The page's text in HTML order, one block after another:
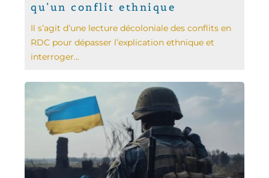
qu’un conflit ethnique
Il s’agit d’une lecture décoloniale des conflits en
RDC pour dépasser l’explication ethnique et
interroger...